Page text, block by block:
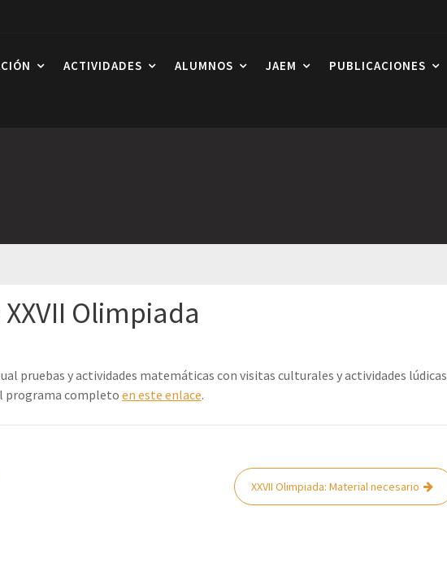
ACTIVIDADES ALUMNOS JAEM PUBLICACIONES
Olimpiada
pruebas y actividades matemáticas con visitas culturales y actividades lúdicas
programa completo en este enlace.
XXVII Olimpiada: Material necesario